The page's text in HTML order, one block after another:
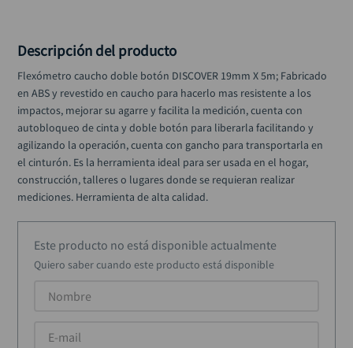
Descripción del producto
Flexómetro caucho doble botón DISCOVER 19mm X 5m; Fabricado
en ABS y revestido en caucho para hacerlo mas resistente a los
impactos, mejorar su agarre y facilita la medición, cuenta con
autobloqueo de cinta y doble botón para liberarla facilitando y
agilizando la operación, cuenta con gancho para transportarla en
el cinturón. Es la herramienta ideal para ser usada en el hogar,
construcción, talleres o lugares donde se requieran realizar
mediciones. Herramienta de alta calidad.
Este producto no está disponible actualmente
Quiero saber cuando este producto está disponible
alicate